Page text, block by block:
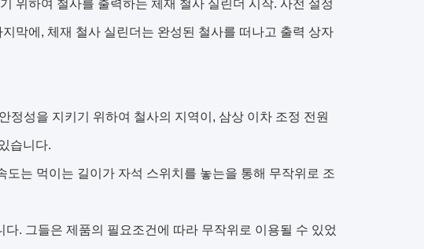
위하여 철사를 출력하는 체재 철사 실린더 시작. 사전 설정
막에, 체재 철사 실린더는 완성된 철사를 떠나고 출력 상자
정성을 지키기 위하여 철사의 지역이, 삼상 이차 조정 전원
습니다.
는 먹이는 길이가 자석 스위치를 놓는을 통해 무작위로 조
. 그들은 제품의 필요조건에 따라 무작위로 이용될 수 있었